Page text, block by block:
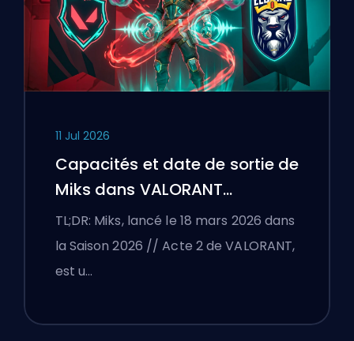
11 Jul 2026
Capacités et date de sortie de
Miks dans VALORANT
expliquées
TL;DR: Miks, lancé le 18 mars 2026 dans
la Saison 2026 // Acte 2 de VALORANT,
est u…